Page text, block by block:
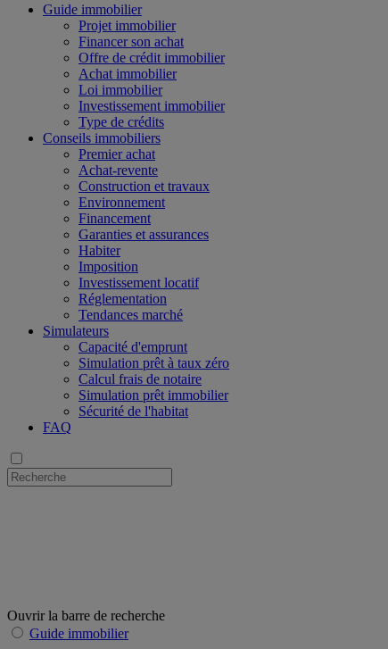
Guide immobilier
Projet immobilier
Financer son achat
Offre de crédit immobilier
Achat immobilier
Loi immobilier
Investissement immobilier
Type de crédits
Conseils immobiliers
Premier achat
Achat-revente
Construction et travaux
Environnement
Financement
Garanties et assurances
Habiter
Imposition
Investissement locatif
Réglementation
Tendances marché
Simulateurs
Capacité d'emprunt
Simulation prêt à taux zéro
Calcul frais de notaire
Simulation prêt immobilier
Sécurité de l'habitat
FAQ
Ouvrir la barre de recherche
Guide immobilier